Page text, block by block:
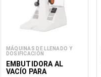
MÁQUINAS DE LLENADO Y
DOSIFICACIÓN
EMBUTIDORA AL
VACÍO PARA